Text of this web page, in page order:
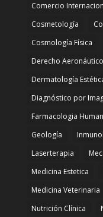
Comercio
Cosmetología
Cosmología Física
Derecho Aeronáutico
Dermatología
Diagnóstico por
Farmacologia
Geología
Laserterapia
Medicina Estetica
Medicina Veterinaria
Nutrición Clínica